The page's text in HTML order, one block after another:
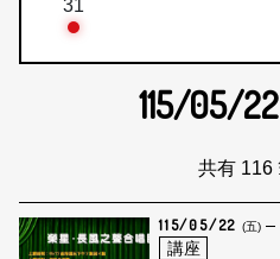
31
115/05/22
共有 116
115/05/22 (五)
講座